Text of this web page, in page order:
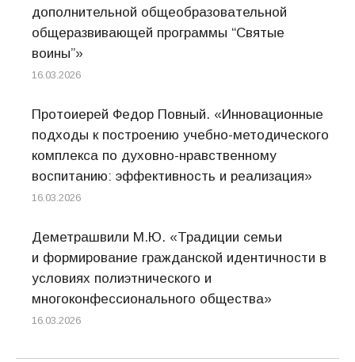
дополнительной общеобразовательной
общеразвивающей программы “Святые
воины”»
16.03.2026
Протоиерей Федор Повный. «Инновационные
подходы к построению учебно-методического
комплекса по духовно-нравственному
воспитанию: эффективность и реализация»
16.03.2026
Деметрашвили М.Ю. «Традиции семьи
и формирование гражданской идентичности в
условиях полиэтнического и
многоконфессионального общества»
16.03.2026